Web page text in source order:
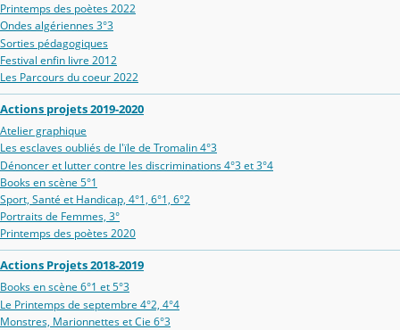
Printemps des poètes 2022
Ondes algériennes 3°3
Sorties pédagogiques
Festival enfin livre 2012
Les Parcours du coeur 2022
Actions projets 2019-2020
Atelier graphique
Les esclaves oubliés de l'ïle de Tromalin 4°3
Dénoncer et lutter contre les discriminations 4°3 et 3°4
Books en scène 5°1
Sport, Santé et Handicap, 4°1, 6°1, 6°2
Portraits de Femmes, 3°
Printemps des poètes 2020
Actions Projets 2018-2019
Books en scène 6°1 et 5°3
Le Printemps de septembre 4°2, 4°4
Monstres, Marionnettes et Cie 6°3